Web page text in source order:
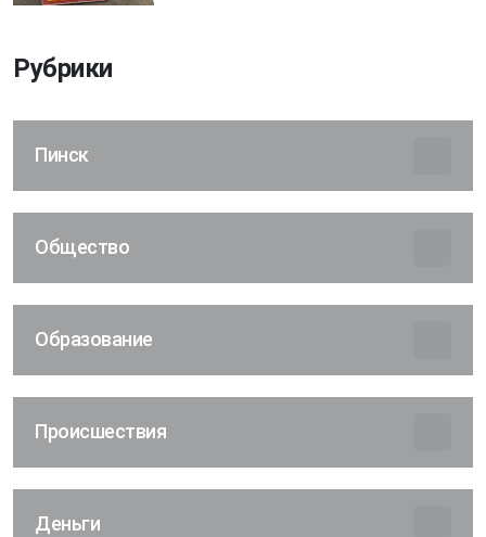
Рубрики
Пинск
Общество
Образование
Происшествия
Деньги